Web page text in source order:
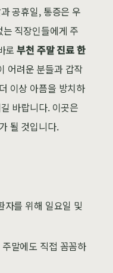
공휴일, 통증은 우
직장인들에게 주
로부천 주말 진료 한
어려운 분들과 갑작
이상 아픔을 방치하
바랍니다. 이곳은
될 것입니다.
를 위해 일요일 및
말에도 직접 꼼꼼하